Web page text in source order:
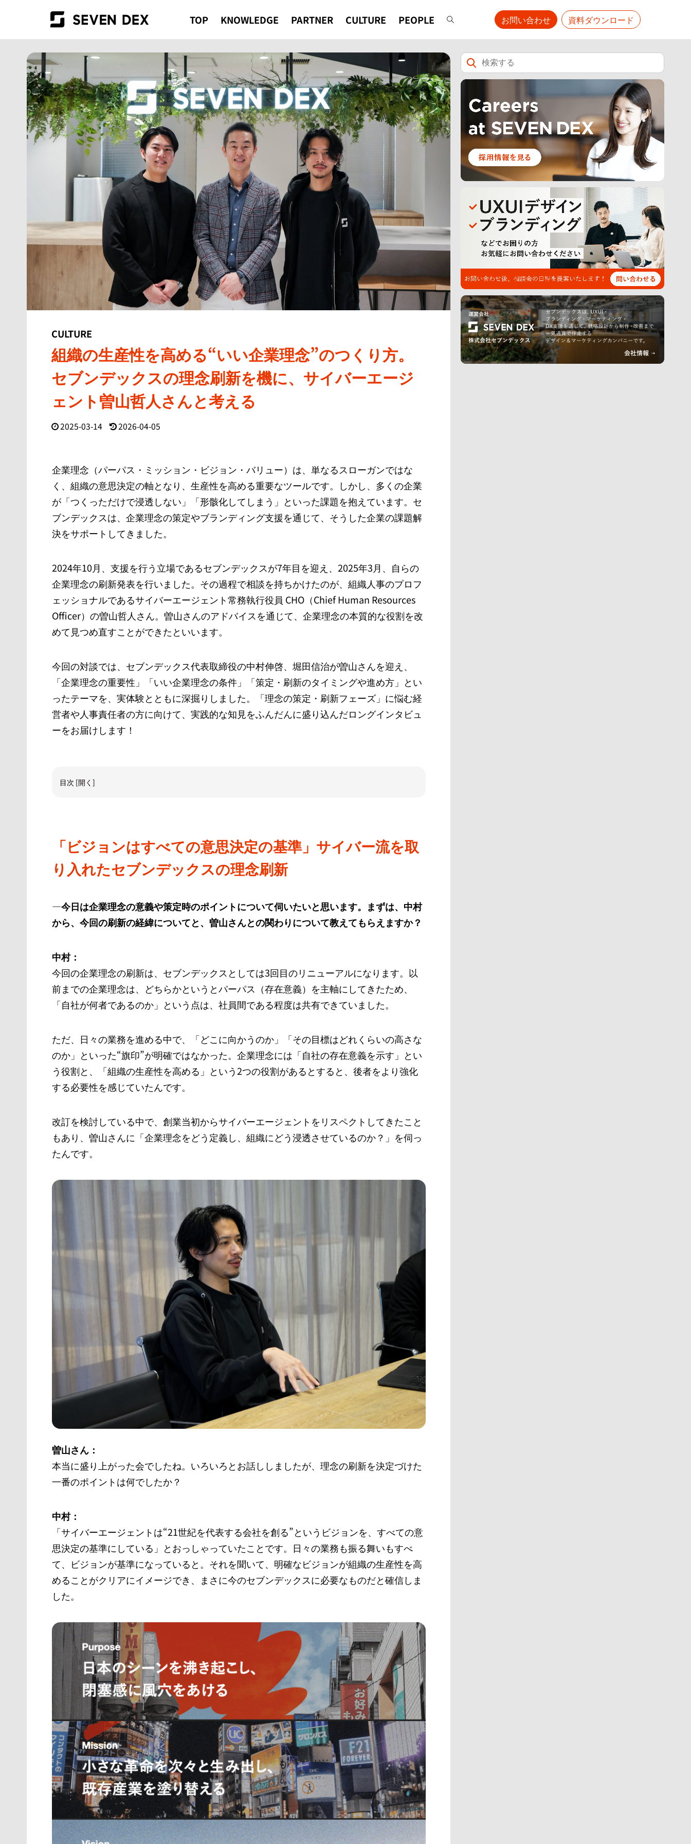
TOP KNOWLEDGE PARTNER CULTURE PEOPLE お問い合わせ 資料ダウンロード
CULTURE
組織の生産性を高める“いい企業理念”のつくり方。
セブンデックスの理念刷新を機に、サイバーエージ
ェント曽山哲人さんと考える
2025-03-14 2026-04-05
企業理念（パーパス・ミッション・ビジョン・バリュー）は、単なるスローガンではな
く、組織の意思決定の軸となり、生産性を高める重要なツールです。しかし、多くの企業
が「つくっただけで浸透しない」「形骸化してしまう」といった課題を抱えています。セ
ブンデックスは、企業理念の策定やブランディング支援を通じて、そうした企業の課題解
決をサポートしてきました。
2024年10月、支援を行う立場であるセブンデックスが7年目を迎え、2025年3月、自らの
企業理念の刷新発表を行いました。その過程で相談を持ちかけたのが、組織人事のプロフ
ェッショナルであるサイバーエージェント常務執行役員 CHO（Chief Human Resources
Officer）の曽山哲人さん。曽山さんのアドバイスを通じて、企業理念の本質的な役割を改
めて見つめ直すことができたといいます。
今回の対談では、セブンデックス代表取締役の中村伸啓、堀田信治が曽山さんを迎え、
「企業理念の重要性」「いい企業理念の条件」「策定・刷新のタイミングや進め方」とい
ったテーマを、実体験とともに深掘りしました。「理念の策定・刷新フェーズ」に悩む経
営者や人事責任者の方に向けて、実践的な知見をふんだんに盛り込んだロングインタビュ
ーをお届けします！
目次 [開く ]
「ビジョンはすべての意思決定の基準」サイバー流を取
り入れたセブンデックスの理念刷新
—今日は企業理念の意義や策定時のポイントについて伺いたいと思います。まずは、中村
から、今回の刷新の経緯についてと、曽山さんとの関わりについて教えてもらえますか？
中村：
今回の企業理念の刷新は、セブンデックスとしては3回目のリニューアルになります。以
前までの企業理念は、どちらかというとパーパス（存在意義）を主軸にしてきたため、
「自社が何者であるのか」という点は、社員間である程度は共有できていました。
ただ、日々の業務を進める中で、「どこに向かうのか」「その目標はどれくらいの高さな
のか」といった“旗印”が明確ではなかった。企業理念には「自社の存在意義を示す」とい
う役割と、「組織の生産性を高める」という2つの役割があるとすると、後者をより強化
する必要性を感じていたんです。
改訂を検討している中で、創業当初からサイバーエージェントをリスペクトしてきたこと
もあり、曽山さんに「企業理念をどう定義し、組織にどう浸透させているのか？」を伺っ
たんです。
曽山さん：
本当に盛り上がった会でしたね。いろいろとお話ししましたが、理念の刷新を決定づけた
一番のポイントは何でしたか？
中村：
「サイバーエージェントは“21世紀を代表する会社を創る”というビジョンを、すべての意
思決定の基準にしている」とおっしゃっていたことです。日々の業務も振る舞いもすべ
て、ビジョンが基準になっていると。それを聞いて、明確なビジョンが組織の生産性を高
めることがクリアにイメージでき、まさに今のセブンデックスに必要なものだと確信しま
した。